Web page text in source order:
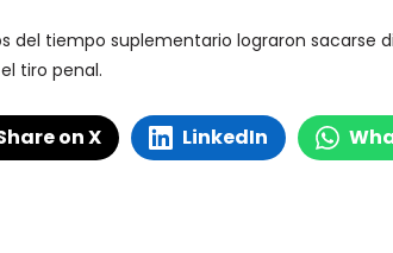
del tiempo suplementario lograron sacarse
tiro penal.
on X LinkedIn